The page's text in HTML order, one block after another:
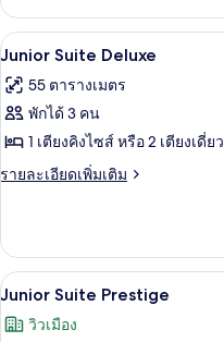
เรีย
สวีท
เกี่ยว
กับ
ห้อง
พี
เรีย
ท
เปิด
ภาพถ่าย
ทั้งหมด
ของ
Junior
5
Junior Suite Deluxe
55 ตารางเมตร
พักได้ 3 คน
1 เตียงคิงไซส์ หรือ 2 เตียงเดี่ยว
รายละเอียดเพิ่มเติม
ราย
เกี่ยว
กับ
Junior
Deluxe
เปิด
ภาพถ่าย
5
Junior Suite Prestige
วิวเมือง